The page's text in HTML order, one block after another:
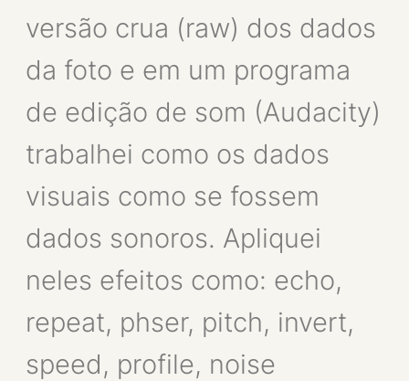
versão crua (raw) dos dados
da foto e em um programa
de edição de som (Audacity)
trabalhei como os dados
visuais como se fossem
dados sonoros. Apliquei
neles efeitos como: echo,
repeat, phser, pitch, invert,
speed, profile, noise